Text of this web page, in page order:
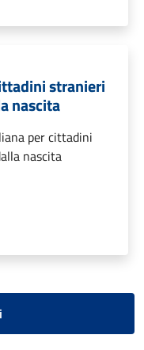
stranieri
nascita
per cittadini
nascita